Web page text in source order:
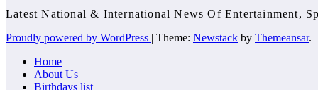
Latest National & International News Of Entertainment,
Proudly powered by WordPress | Theme: Newstack by Themeansar.
Home
About Us
Birthdays list